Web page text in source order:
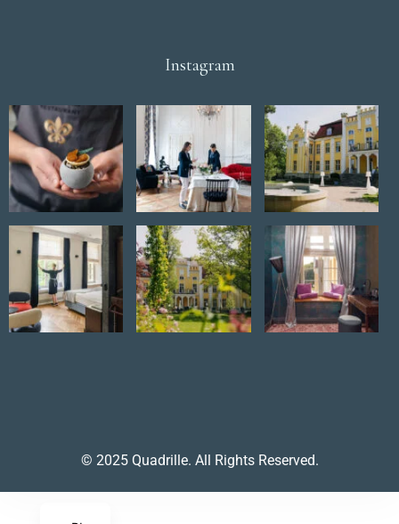
Instagram
© 2025 Quadrille. All Rights Reserved.